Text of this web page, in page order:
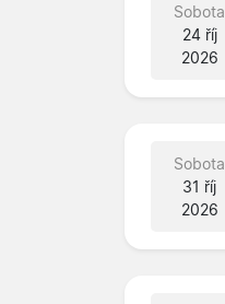
Sobota
24 říj
2026
Sobota
31 říj
2026